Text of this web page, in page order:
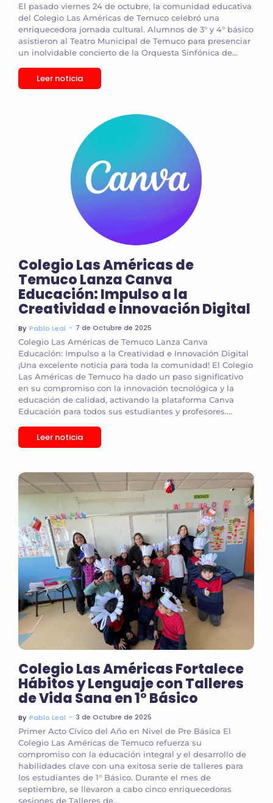
El pasado viernes 24 de octubre, la comunidad educativa
del Colegio Las Américas de Temuco celebró una
enriquecedora jornada cultural. Alumnos de 3° y 4° básico
asistieron al Teatro Municipal de Temuco para presenciar
un inolvidable concierto de la Orquesta Sinfónica de...
Leer noticia
Colegio Las Américas de
Temuco Lanza Canva
Educación: Impulso a la
Creatividad e Innovación Digital
By Pablo Leal ~ 7 de Octubre de 2025
Colegio Las Américas de Temuco Lanza Canva
Educación: Impulso a la Creatividad e Innovación Digital
¡Una excelente noticia para toda la comunidad! El Colegio
Las Américas de Temuco ha dado un paso significativo
en su compromiso con la innovación tecnológica y la
educación de calidad, activando la plataforma Canva
Educación para todos sus estudiantes y profesores....
Leer noticia
Colegio Las Américas Fortalece
Hábitos y Lenguaje con Talleres
de Vida Sana en 1° Básico
By Pablo Leal ~ 3 de Octubre de 2025
Primer Acto Cívico del Año en Nivel de Pre Básica El
Colegio Las Américas de Temuco refuerza su
compromiso con la educación integral y el desarrollo de
habilidades clave con una exitosa serie de talleres para
los estudiantes de 1° Básico. Durante el mes de
septiembre, se llevaron a cabo cinco enriquecedoras
sesiones de Talleres de...